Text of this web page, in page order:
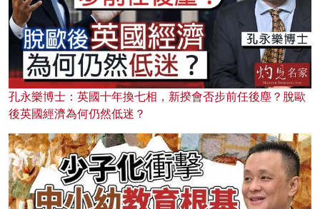
孔永樂博士：英國十年換七相，新揆會否步前任後塵？脫歐
後英國經濟為何仍然低迷？